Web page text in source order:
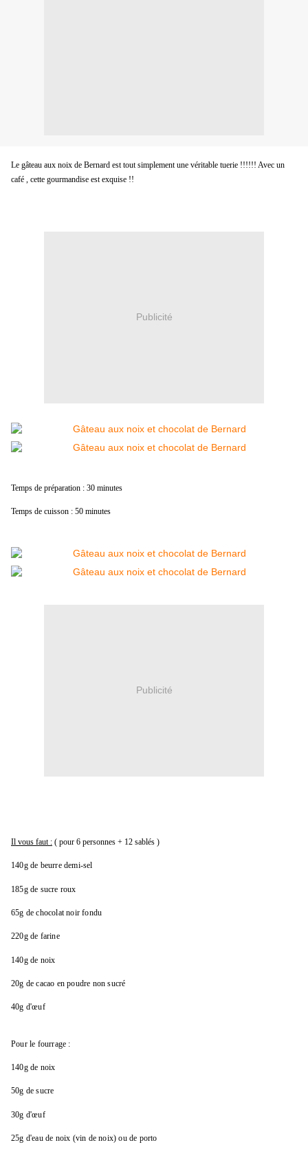
Le gâteau aux noix de Bernard est tout simplement une véritable tuerie !!!!!! Avec un
café , cette gourmandise est exquise !!
Publicité
Temps de préparation : 30 minutes
Temps de cuisson : 50 minutes
Publicité
Il vous faut : ( pour 6 personnes + 12 sablés )
140g de beurre demi-sel
185g de sucre roux
65g de chocolat noir fondu
220g de farine
140g de noix
20g de cacao en poudre non sucré
40g d'œuf
Pour le fourrage :
140g de noix
50g de sucre
30g d'œuf
25g d'eau de noix (vin de noix) ou de porto